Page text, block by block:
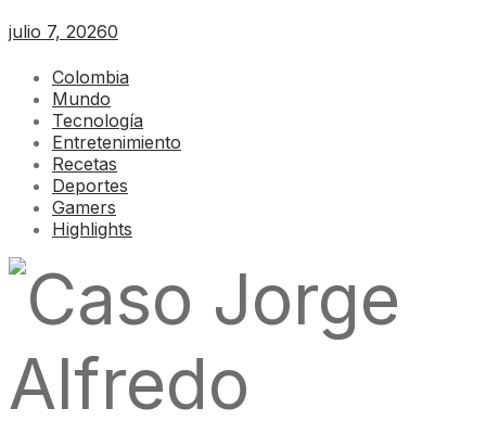
julio 7, 20260
Colombia
Mundo
Tecnología
Entretenimiento
Recetas
Deportes
Gamers
Highlights